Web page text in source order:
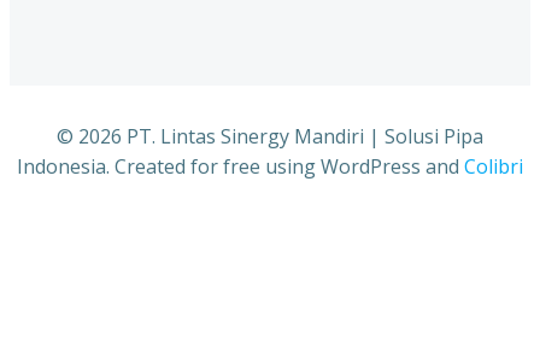
© 2026 PT. Lintas Sinergy Mandiri | Solusi Pipa
Indonesia. Created for free using WordPress and Colibri